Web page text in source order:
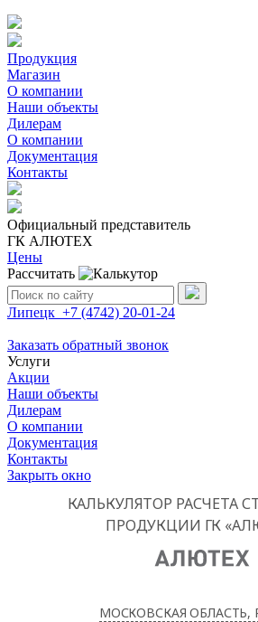
Продукция
Магазин
О компании
Наши объекты
Дилерам
О компании
Документация
Контакты
Официальный представитель
ГК АЛЮТЕХ
Цены
Рассчитать
Поиск:
Липецк +7 (4742) 20-01-24
Заказать обратный звонок
Услуги
Акции
Наши объекты
Дилерам
О компании
Документация
Контакты
Закрыть окно